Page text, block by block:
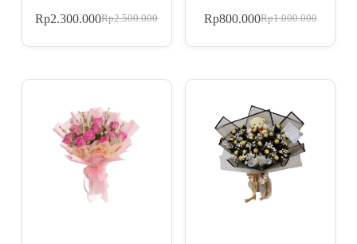
Rp2.500.000
Rp2.300.000 Rp1.000.000
Rp800.000